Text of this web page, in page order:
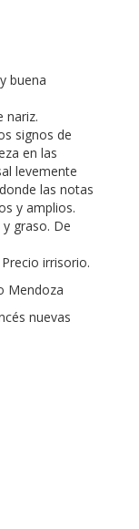
buena
nariz.
signos de
en las
levemente
las notas
y amplios.
graso. De
irrisorio.
Mendoza
nuevas